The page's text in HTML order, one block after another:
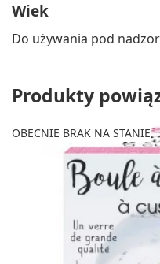
Wiek
Do używania pod
Produkty
OBECNIE BRAK NA STANIE